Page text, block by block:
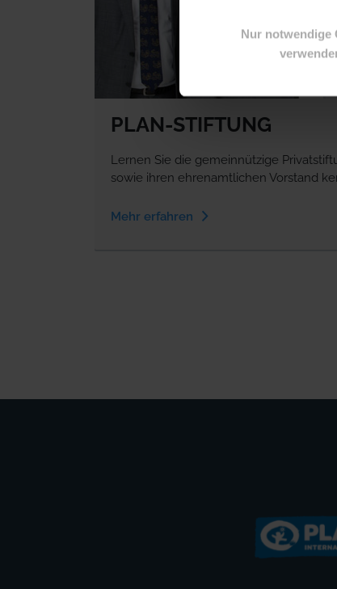
Nur notwendige
PLAN-STIFTUNG
Lernen Sie die gemeinnützige
sowie ihren ehrenamtlichen Vorstand
Mehr erfahren